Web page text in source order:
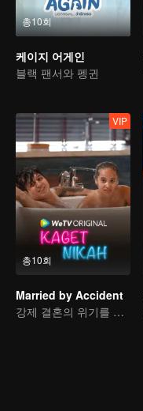
총10회
케이지 어게인
블랙 팬서와 펭귄
총10회
VIP
Married by Accident
강제 결혼의 위기를 넘을 수 있을까?